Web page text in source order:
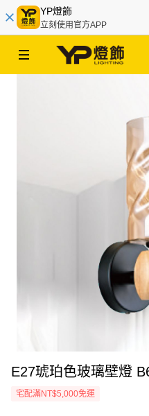
YP燈飾
立刻使用官方APP
E27琥珀色玻璃壁燈
宅配滿NT$5,000免運